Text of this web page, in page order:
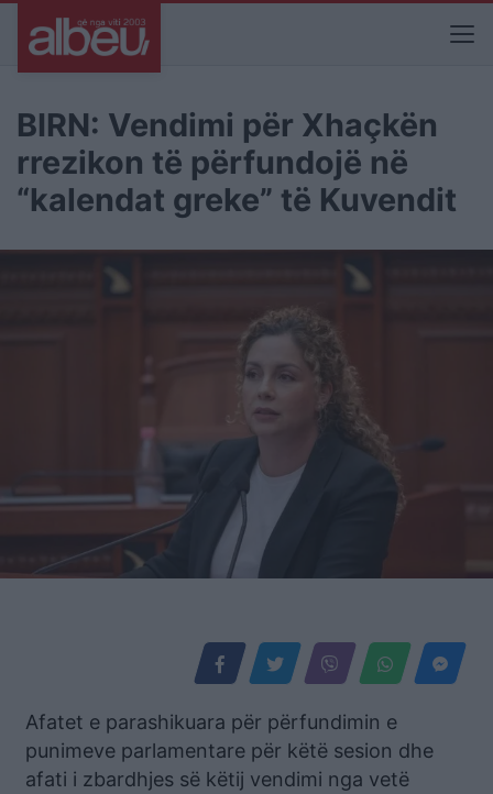
BIRN: Vendimi për Xhaçkën
rrezikon të përfundojë në
“kalendat greke” të Kuvendit
Afatet e parashikuara për përfundimin e
punimeve parlamentare për këtë sesion dhe
afati i zbardhjes së këtij vendimi nga vetë